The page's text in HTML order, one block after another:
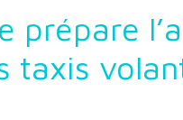
prépare
taxis